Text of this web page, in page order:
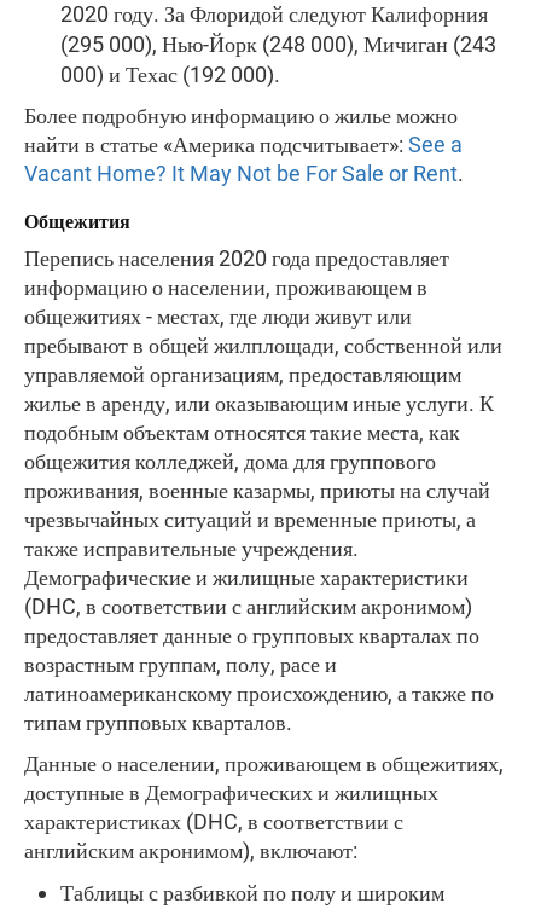
2020 году. За Флоридой следуют Калифорния
(295 000), Нью-Йорк (248 000), Мичиган (243
000) и Техас (192 000).
Более подробную информацию о жилье можно
найти в статье «Америка подсчитывает»: See a
Vacant Home? It May Not be For Sale or Rent.
Общежития
Перепись населения 2020 года предоставляет
информацию о населении, проживающем в
общежитиях - местах, где люди живут или
пребывают в общей жилплощади, собственной или
управляемой организациям, предоставляющим
жилье в аренду, или оказывающим иные услуги. К
подобным объектам относятся такие места, как
общежития колледжей, дома для группового
проживания, военные казармы, приюты на случай
чрезвычайных ситуаций и временные приюты, а
также исправительные учреждения.
Демографические и жилищные характеристики
(DHC, в соответствии с английским акронимом)
предоставляет данные о групповых кварталах по
возрастным группам, полу, расе и
латиноамериканскому происхождению, а также по
типам групповых кварталов.
Данные о населении, проживающем в общежитиях,
доступные в Демографических и жилищных
характеристиках (DHC, в соответствии с
английским акронимом), включают:
Таблицы с разбивкой по полу и широким